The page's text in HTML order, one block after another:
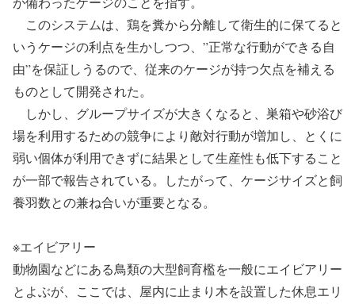
このシステムは、鶏を糞から分離して衛生的に保てると
いうケージの利点を生かしつつ、”正常な行動ができる自
由”を保証しうるので、従来のケージが持つ欠点を補える
ものとして開発された。
しかし、グループサイズが大きくなると、巣箱や砂浴び
場を利用するための競争により敵対行動が増加し、とくに
弱い個体が利用できずに結果として生産性も低下すること
が一部で報告されている。したがって、ケージサイズと飼
養羽数との兼ね合いが重要となる。
※エイビアリー
動物園などにある鳥類の大型飼育檻を一般にエイビアリー
とよぶが、ここでは、屋内に止まり木を設置した休息エリ